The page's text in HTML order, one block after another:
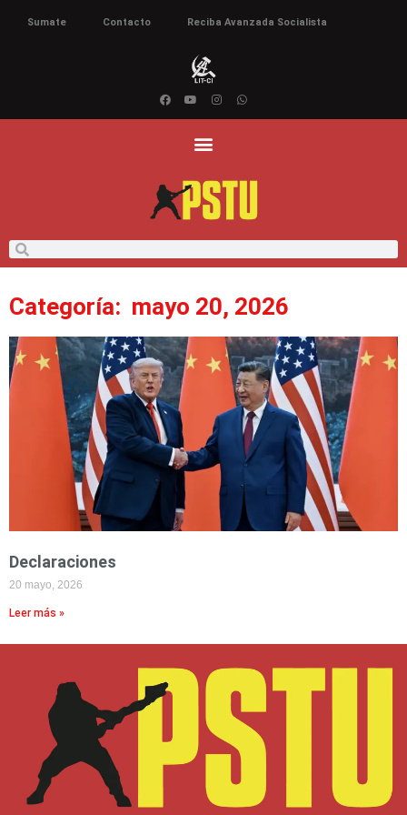
Sumate Contacto Reciba Avanzada Socialista
Categoría: mayo 20, 2026
Declaraciones
20 mayo, 2026
Leer más »